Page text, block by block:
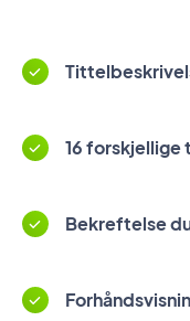
16
Bekreftelse